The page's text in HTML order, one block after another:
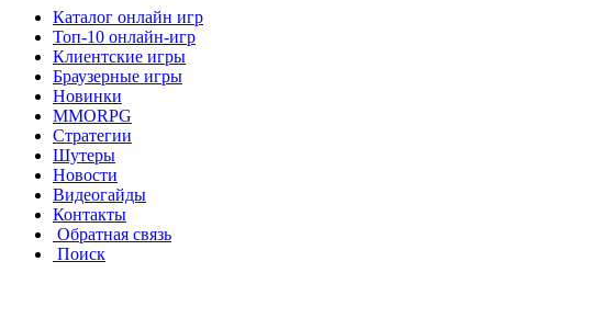
Каталог онлайн игр
Топ-10 онлайн-игр
Клиентские игры
Браузерные игры
Новинки
MMORPG
Стратегии
Шутеры
Новости
Видеогайды
Контакты
Обратная связь
Поиск